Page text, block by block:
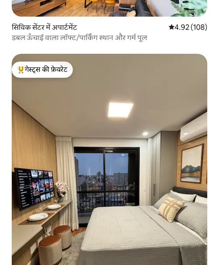
सिविक सेंटर में अपार्टमेंट औसत रेटिंग 5 में से
4.92 (108)
डबल ऊँचाई वाला लॉफ्ट/पार्किंग स्थान और गर्म पूल
गेस्ट्स का टॉप फ़ेवरेट
गेस्ट्स की फ़ेवरेट